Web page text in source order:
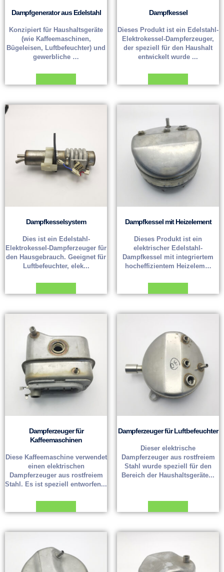
Dampfgenerator aus Edelstahl
Konzipiert für Haushaltsgeräte
(wie Kaffeemaschinen,
Bügeleisen, Luftbefeuchter) und
gewerbliche …
Dampfkessel
Dieses Produkt ist ein Edelstahl-
Elektrokessel-Dampferzeuger,
der speziell für den Haushalt
entwickelt wurde ...
Dampfkesselsystem
Dies ist ein Edelstahl-
Elektrokessel-Dampferzeuger für
den Hausgebrauch. Geeignet für
Luftbefeuchter, elek...
Dampfkessel mit Heizelement
Dieses Produkt ist ein
elektrischer Edelstahl-
Dampfkessel mit integriertem
hocheffizientem Heizelem…
Dampferzeuger für
Kaffeemaschinen
Diese Kaffeemaschine verwendet
einen elektrischen
Dampferzeuger aus rostfreiem
Stahl. Es ist speziell entworfen...
Dampferzeuger für Luftbefeuchter
Dieser elektrische
Dampferzeuger aus rostfreiem
Stahl wurde speziell für den
Bereich der Haushaltsgeräte...